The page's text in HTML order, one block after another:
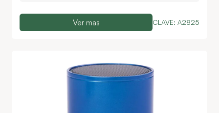
Ver mas CLAVE: A2825